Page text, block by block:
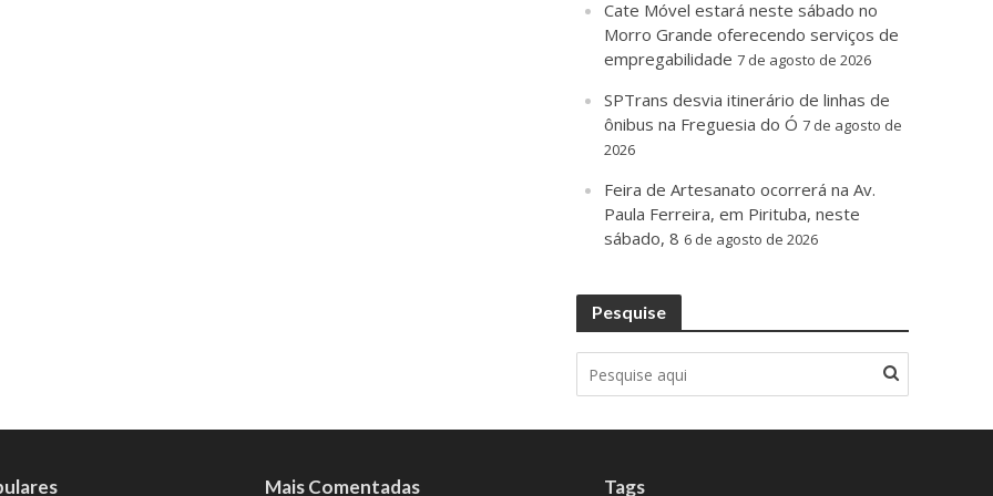
Cate Móvel estará neste sábado no
Morro Grande oferecendo serviços de
empregabilidade 7 de agosto de 2026
SPTrans desvia itinerário de linhas de
ônibus na Freguesia do Ó 7 de agosto de
2026
Feira de Artesanato ocorrerá na Av.
Paula Ferreira, em Pirituba, neste
sábado, 8 6 de agosto de 2026
Pesquise
Mais Comentadas Tags